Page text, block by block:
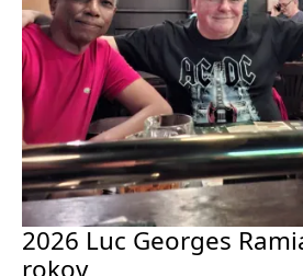
2026 Luc Georges
rokov